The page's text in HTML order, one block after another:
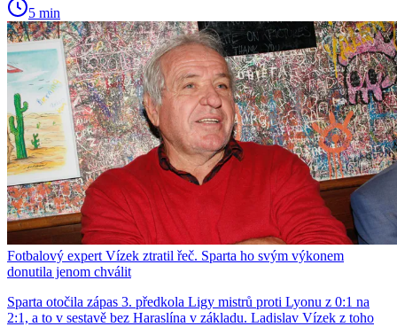
5 min
Fotbalový expert Vízek ztratil řeč. Sparta ho svým výkonem
donutila jenom chválit
Sparta otočila zápas 3. předkola Ligy mistrů proti Lyonu z 0:1 na
2:1, a to v sestavě bez Haraslína v základu. Ladislav Vízek z toho